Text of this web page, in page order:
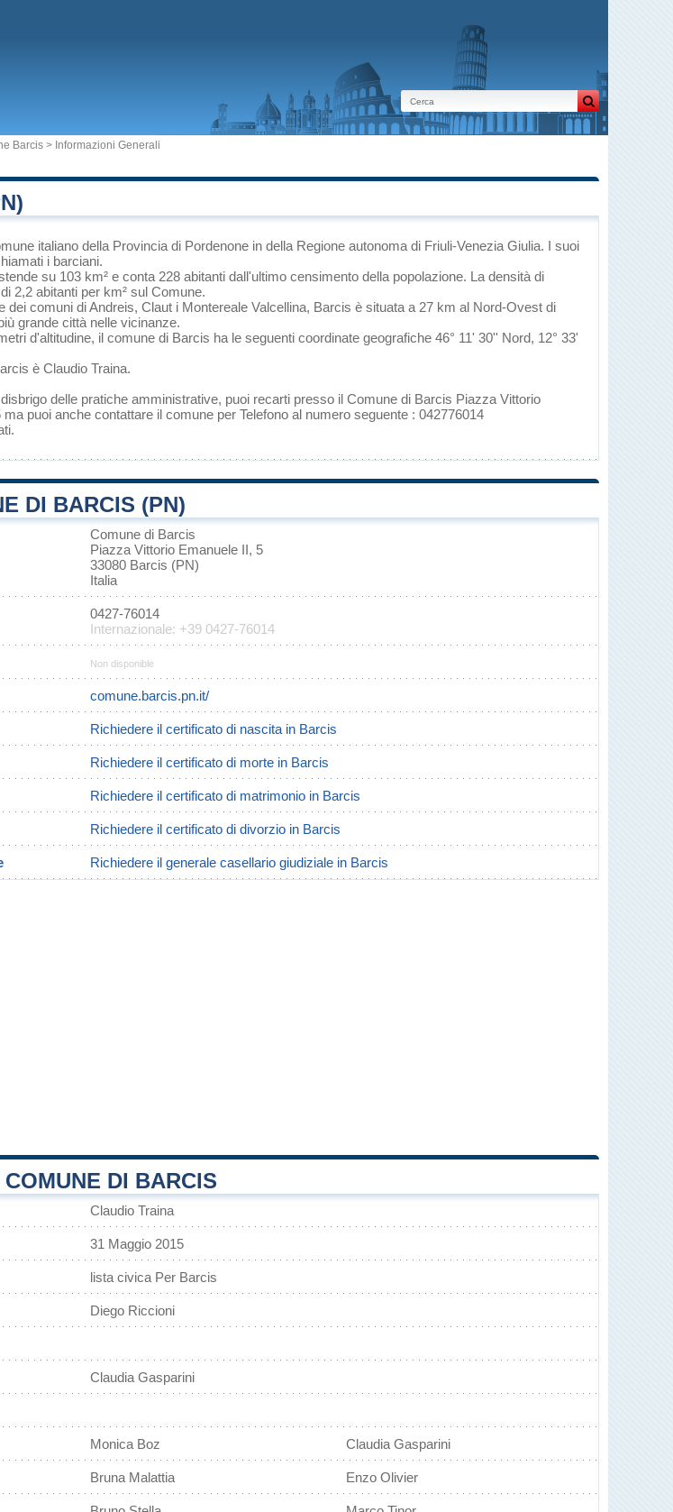
Barcis > Informazioni Generali
italiano della Provincia di Pordenone in della Regione autonoma di Friuli-Venezia Giulia. I suoi
i barciani.
su 103 km² e conta 228 abitanti dall'ultimo censimento della popolazione. La densità di
2,2 abitanti per km² sul Comune.
dei comuni diAndreis, Claut i Montereale Valcellina, Barcis è situata a 27 km al Nord-Ovest di
grande città nelle vicinanze.
d'altitudine, il comune di Barcis ha le seguenti coordinate geografiche 46° 11' 30'' Nord, 12° 33'
è Claudio Traina.
delle pratiche amministrative, puoi recarti presso il Comune di Barcis Piazza Vittorio
ma puoi anche contattare il comune per Telefono al numero seguente : 042776014
.
DI BARCIS (PN)
Comune di Barcis
Piazza Vittorio Emanuele II, 5
33080 Barcis (PN)
Italia
0427-76014
Internazionale: +39 0427-76014
Non disponible
comune.barcis.pn.it/
Richiedere il certificato di nascita in Barcis
Richiedere il certificato di morte in Barcis
Richiedere il certificato di matrimonio in Barcis
Richiedere il certificato di divorzio in Barcis
Richiedere il generale casellario giudiziale in Barcis
DI BARCIS
Claudio Traina
31 Maggio 2015
lista civica Per Barcis
Diego Riccioni
Claudia Gasparini
Monica Boz Claudia Gasparini
Bruna Malattia Enzo Olivier